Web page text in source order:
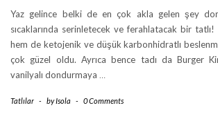
Yaz gelince belki de en çok akla gelen şey
sıcaklarında serinletecek ve ferahlatacak bir
hem de ketojenik ve düşük karbonhidratlı
çok güzel oldu. Ayrıca bence tadı da Burger
vanilyalı dondurmaya …
Tatlılar - byIsola - 0 Comments